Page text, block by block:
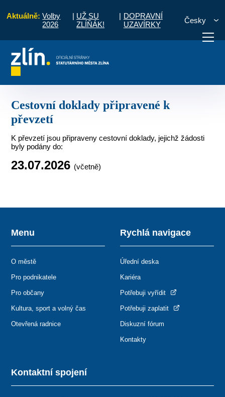
Aktuálně: Volby
2026
| UŽ SU
ZLÍŇÁK!
| DOPRAVNÍ
UZAVÍRKY
Česky
Potřebuji zaplatit
Cestovní doklady připravené k
převzetí
K převzetí jsou připraveny cestovní doklady, jejichž žádosti
byly podány do:
23.07.2026 (včetně)
Kontaktní spojení
Menu
O městě
Pro podnikatele
Pro občany
Kultura, sport a volný čas
Otevřená radnice
Rychlá navigace
Úřední deska
Kariéra
Potřebuji vyřídit
Potřebuji zaplatit
Diskuzní fórum
Kontakty